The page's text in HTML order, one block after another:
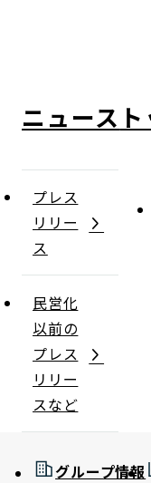
ニュース
プレス
リリー
ス
民営化
以前の
プレス
リリー
スなど
グループ情報